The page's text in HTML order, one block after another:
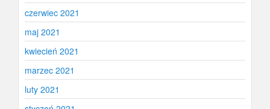
czerwiec 2021
maj 2021
kwiecień 2021
marzec 2021
luty 2021